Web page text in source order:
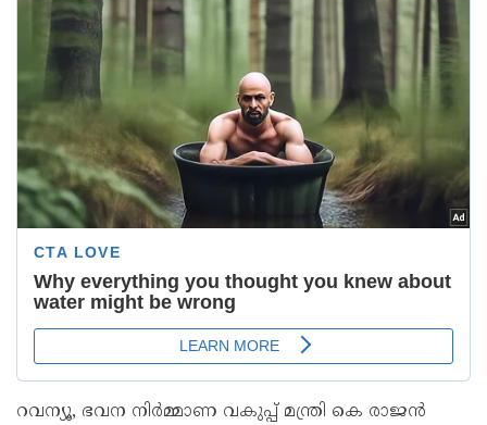
റവന്യൂ, ഭവന നിർമ്മാണ വകുപ്പ് മന്ത്രി കെ രാജൻ